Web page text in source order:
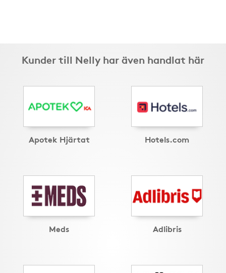
Kunder till Nelly har även handlat här
Apotek Hjärtat Hotels.com
Meds Adlibris